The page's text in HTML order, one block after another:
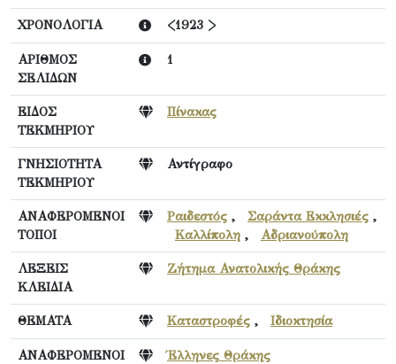
ΧΡΟΝΟΛΟΓΙΑ <1923 >
ΑΡΙΘΜΟΣ
ΣΕΛΙΔΩΝ
1
ΕΙΔΟΣ
ΤΕΚΜΗΡΙΟΥ
Πίνακας
ΓΝΗΣΙΟΤΗΤΑ
ΤΕΚΜΗΡΙΟΥ
Αντίγραφο
ΑΝΑΦΕΡΟΜΕΝΟΙ
ΤΟΠΟΙ
Ραιδεστός , Σαράντα Εκκλησιές ,
Καλλίπολη , Αδριανούπολη
ΛΕΞΕΙΣ
ΚΛΕΙΔΙΑ
Ζήτημα Ανατολικής Θράκης
ΘΕΜΑΤΑ Καταστροφές , Ιδιοκτησία
ΑΝΑΦΕΡΟΜΕΝΟΙ
Έλληνες Θράκης